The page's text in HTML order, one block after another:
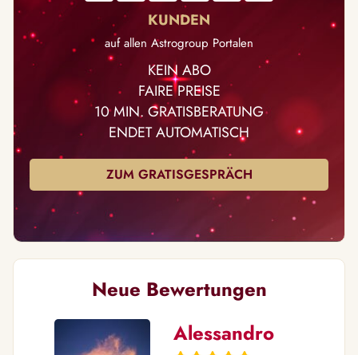
auf allen Astrogroup Portalen
KEIN ABO
FAIRE PREISE
10 MIN. GRATISBERATUNG
ENDET AUTOMATISCH
ZUM GRATISGESPRÄCH
Neue Bewertungen
Alessandro